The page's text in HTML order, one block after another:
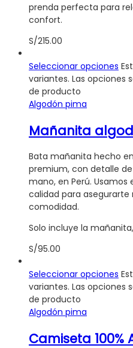
prenda perfecta para
confort.
S/215.00
Seleccionar opciones
variantes. Las opciones
de producto
Algodón pima
Mañanita
Bata mañanita hecho
premium, con detalle
mano, en Perú.
calidad para
comodidad.
Solo incluye la
S/95.00
Seleccionar opciones
variantes. Las opciones
de producto
Algodón pima
Camiseta 100%